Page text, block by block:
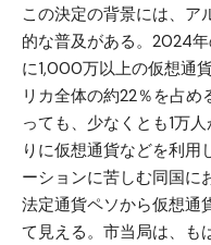
この決定の背景には、ア
的な普及がある。2024
に1,000万以上の仮想通
リカ全体の約22％を占
っても、少なくとも1万
りに仮想通貨などを利用
ーションに苦しむ同国に
法定通貨ペソから仮想通
て見える。市当局は、も